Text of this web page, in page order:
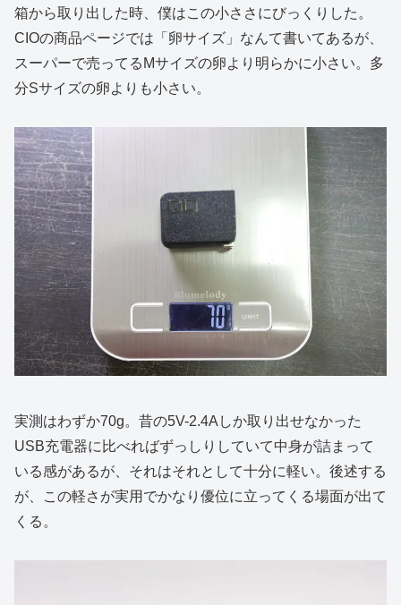
箱から取り出した時、僕はこの小ささにびっくりした。
CIOの商品ページでは「卵サイズ」なんて書いてあるが、
スーパーで売ってるMサイズの卵より明らかに小さい。多
分Sサイズの卵よりも小さい。
実測はわずか70g。昔の5V-2.4Aしか取り出せなかった
USB充電器に比べればずっしりしていて中身が詰まって
いる感があるが、それはそれとして十分に軽い。後述する
が、この軽さが実用でかなり優位に立ってくる場面が出て
くる。